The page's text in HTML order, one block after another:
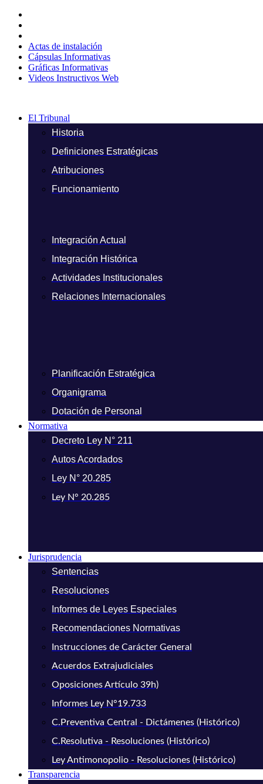
contenido
Actas de instalación
Cápsulas Informativas
Gráficas Informativas
Videos Instructivos Web
El Tribunal
Historia
Definiciones Estratégicas
Atribuciones
Funcionamiento
Integración Actual
Integración Histórica
Actividades Institucionales
Relaciones Internacionales
Planificación Estratégica
Organigrama
Dotación de Personal
Normativa
Decreto Ley N° 211
Autos Acordados
Ley N° 20.285
Ley N° 20.285
Jurisprudencia
Sentencias
Resoluciones
Informes de Leyes Especiales
Recomendaciones Normativas
Instrucciones de Carácter General
Acuerdos Extrajudiciales
Oposiciones Artículo 39h)
Informes Ley N°19.733
C.Preventiva Central - Dictámenes (Histórico)
C.Resolutiva - Resoluciones (Histórico)
Ley Antimonopolio - Resoluciones (Histórico)
Transparencia